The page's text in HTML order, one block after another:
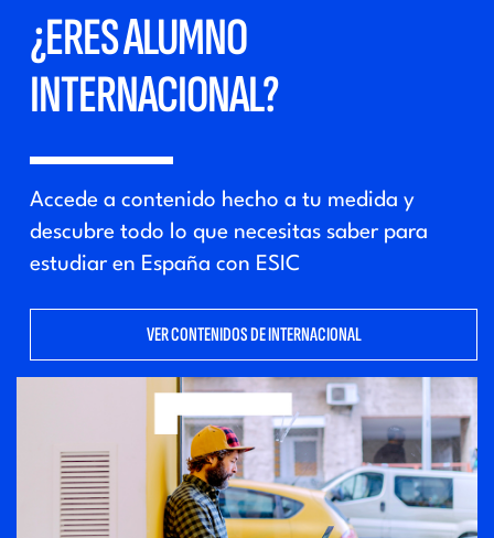
¿ERES ALUMNO
INTERNACIONAL?
Accede a contenido hecho a tu medida y
descubre todo lo que necesitas saber para
estudiar en España con ESIC
VER CONTENIDOS DE INTERNACIONAL